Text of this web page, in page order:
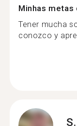
Minhas metas
Tener mucha
conozco y
S.